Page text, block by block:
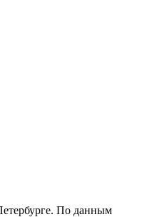
По данным